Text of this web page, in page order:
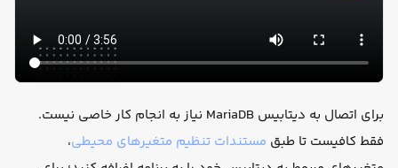
برای اتصال به دیتابیس MariaDB نیاز به انجام کار خاصی نیست.
فقط کافیست تا طبق مستندات تنظیم متغیرهای محیطی،